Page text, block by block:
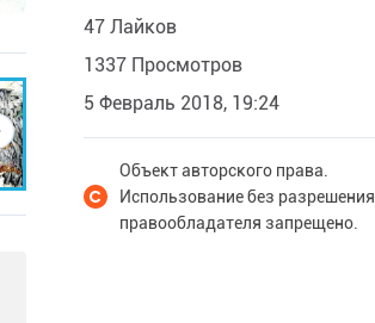
47 Лайков
1337 Просмотров
5 Февраль 2018, 19:24
Объект авторского права.
Использование без разрешения
правообладателя запрещено.